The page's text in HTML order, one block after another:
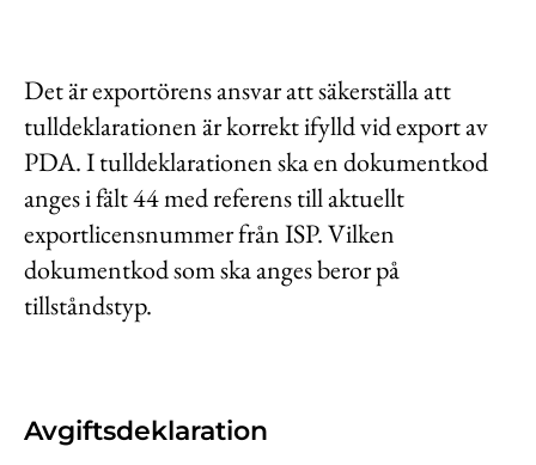
Det är exportörens ansvar att säkerställa att
tulldeklarationen är korrekt ifylld vid export av
PDA. I tulldeklarationen ska en dokumentkod
anges i fält 44 med referens till aktuellt
exportlicensnummer från ISP. Vilken
dokumentkod som ska anges beror på
tillståndstyp.
Avgiftsdeklaration